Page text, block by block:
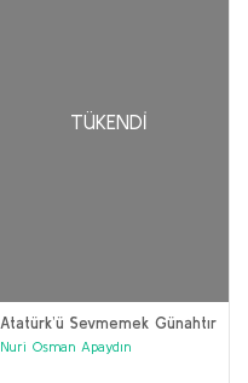
TÜKENDI
Atatürk’ü Sevmemek Günahtır
Nuri Osman Apaydın